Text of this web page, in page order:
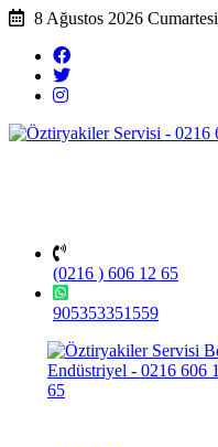
8 Ağustos 2026 Cumartesi
(0216 ) 606 12 65
905353351559